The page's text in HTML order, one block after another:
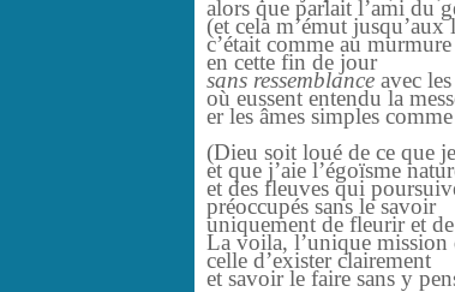
alors que parlait l’ami du
(et cela m’émut jusqu’aux
c’était comme au
en cette fin de jour
sans ressemblance avec
où eussent entendu la
er les âmes simples
(Dieu soit loué de ce que
et que j’aie l’égoïsme
et des fleuves qui
préoccupés sans le savoir
uniquement de fleurir et
La voila, l’unique
celle d’exister clairement
et savoir le faire sans y